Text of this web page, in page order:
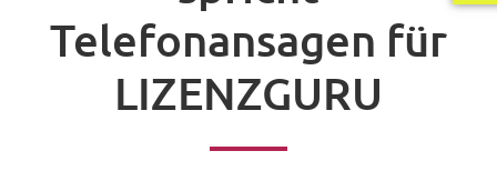
Telefonansagen für
LIZENZGURU